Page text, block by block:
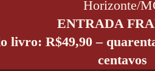
Horizonte/
ENTRADA
livro: R$49,90 –
centavos